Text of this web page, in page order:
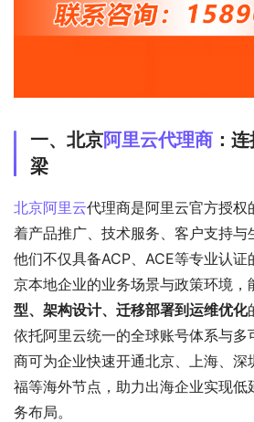
一、北京阿里云代理商 ：
梁
北京阿里云代理商是阿里云官方授权
着产品推广、技术服务、客户支持与
他们不仅具备ACP、ACE等专业认
京本地企业的业务场景与政策环境，
型、架构设计、迁移部署到运维优化
依托阿里云统一的全球账号体系与多
商可为企业快速开通北京、上海、深
福等海外节点，助力出海企业实现低
务布局。